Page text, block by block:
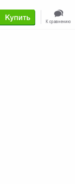
Купить
К сравнению